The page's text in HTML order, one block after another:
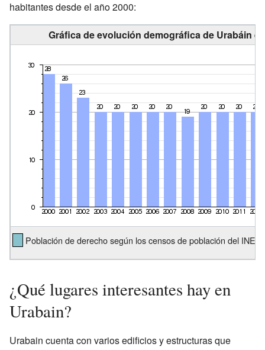
habitantes desde el año 2000:
Gráfica de evolución demográfica de Urabáin
Población de derecho según los censos de población del INE.
¿Qué lugares interesantes hay en
Urabain?
Urabain cuenta con varios edificios y estructuras que